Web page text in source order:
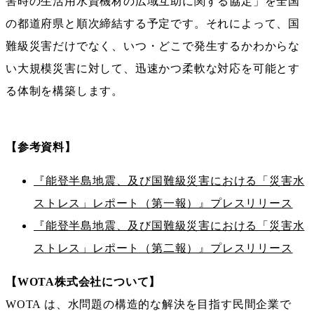
の都道府県と順次締結する予定です。それによって、国
難級災害だけでなく、いつ・どこで発生するかわからな
い大規模災害に対して、迅速かつ柔軟な対応を可能とす
る体制を構築します。
【参考資料】
『能登半島地震、及び国難級災害における「災害水
ストレス」レポート（第一報）』プレスリリース
『能登半島地震、及び国難級災害における「災害水
ストレス」レポート（第二報）』プレスリリース
【WOTA株式会社について】
WOTA は、水問題の構造的な解決を目指す⺠間企業で